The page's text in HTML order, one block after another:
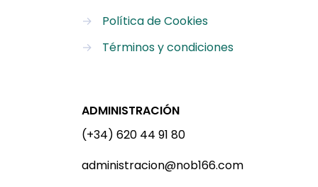
→
Política de Cookies
→
Términos y condiciones
ADMINISTRACIÓN
(+34) 620 44 91 80
administracion@nob166.com